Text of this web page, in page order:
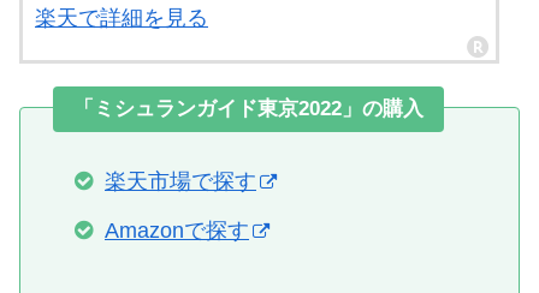
楽天で詳細を見る
「ミシュランガイド東京2022」の購入
楽天市場で探す
Amazonで探す